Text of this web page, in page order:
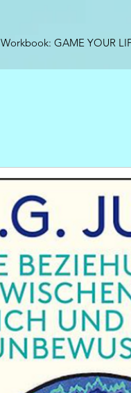
Workbook: GAME YOUR